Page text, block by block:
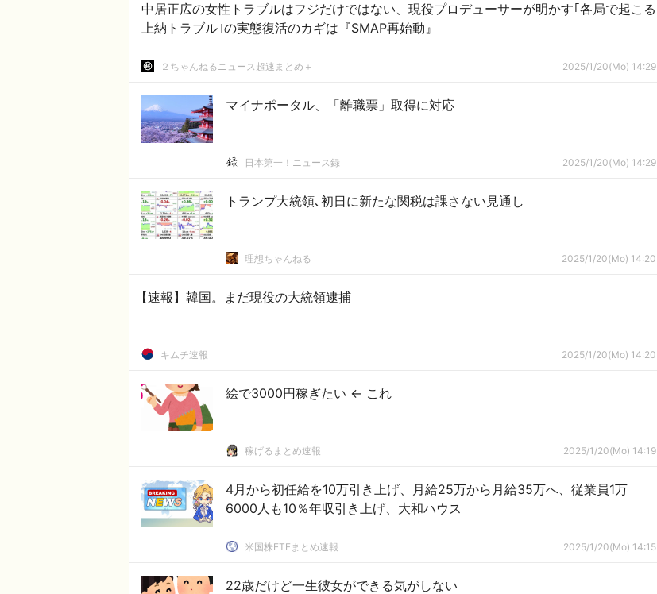
中居正広の女性トラブルはフジだけではない、現役プロデューサーが明かす｢各局で起こる
上納トラブル｣の実態復活のカギは『SMAP再始動』
２ちゃんねるニュース超速まとめ＋ 2025/1/20(Mo) 14:29
マイナポータル、「離職票」取得に対応
日本第一！ニュース録 2025/1/20(Mo) 14:29
トランプ大統領､初日に新たな関税は課さない見通し
理想ちゃんねる 2025/1/20(Mo) 14:20
【速報】韓国。まだ現役の大統領逮捕
キムチ速報 2025/1/20(Mo) 14:20
絵で3000円稼ぎたい ← これ
稼げるまとめ速報 2025/1/20(Mo) 14:19
4月から初任給を10万引き上げ、月給25万から月給35万へ、従業員1万
6000人も10％年収引き上げ、大和ハウス
米国株ETFまとめ速報 2025/1/20(Mo) 14:15
22歳だけど一生彼女ができる気がしない